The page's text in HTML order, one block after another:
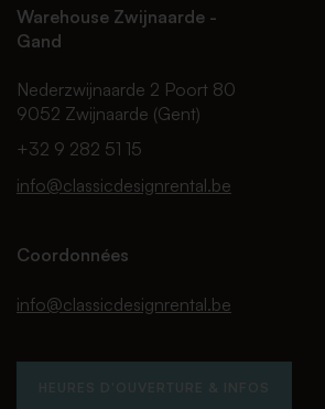
Warehouse Zwijnaarde -
Gand
Nederzwijnaarde 2 Poort 80
9052 Zwijnaarde (Gent)
+32 9 282 51 15
info@classicdesignrental.be
Coordonnées
info@classicdesignrental.be
HEURES D'OUVERTURE & INFOS